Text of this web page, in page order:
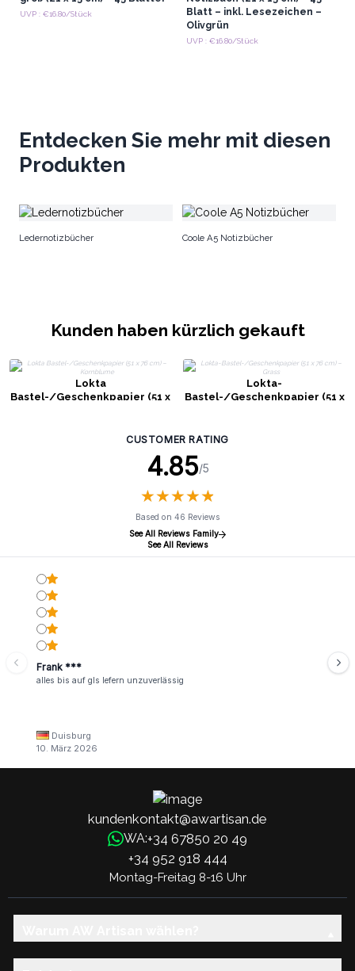
UVP : €16.80/Stück
Blatt – inkl. Lesezeichen –
Olivgrün
UVP : €16.80/Stück
Entdecken Sie mehr mit diesen
Produkten
Ledernotizbücher Coole A5 Notizbücher
Kunden haben kürzlich gekauft
Lokta
Bastel-/Geschenkpapier (51 x
Lokta-
Bastel-/Geschenkpapier (51 x
CUSTOMER RATING
4.85/5
★★★★★
★★★★★
Based on 46 Reviews
See All Reviews Family
See All Reviews
Frank ***
alles bis auf gls lefern unzuverlässig
Duisburg
10. März 2026
kundenkontakt@awartisan.de
WA:+34 67850 20 49
+34 952 918 444
Montag-Freitag 8-16 Uhr